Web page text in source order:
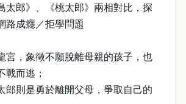
太郎》、《桃太郎》兩相對比，探
路成癮／拒學問題
宮，象徵不願脫離母親的孩子，也
戰而逃；
郎則是勇於離開父母，爭取自己的